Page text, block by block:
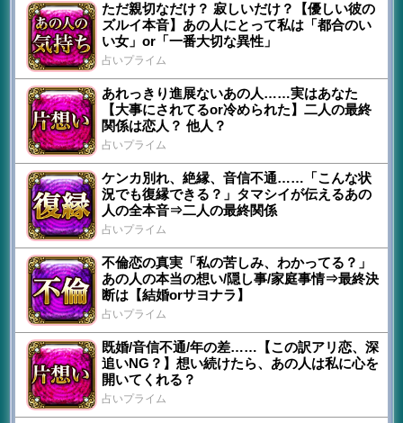
ただ親切なだけ？ 寂しいだけ？【優しい彼の
ズルイ本音】あの人にとって私は「都合のい
い女」or「一番大切な異性」
占いプライム
あれっきり進展ないあの人……実はあなた
【大事にされてるor冷められた】二人の最終
関係は恋人？ 他人？
占いプライム
ケンカ別れ、絶縁、音信不通……「こんな状
況でも復縁できる？」タマシイが伝えるあの
人の全本音⇒二人の最終関係
占いプライム
不倫恋の真実「私の苦しみ、わかってる？」
あの人の本当の想い/隠し事/家庭事情⇒最終決
断は【結婚orサヨナラ】
占いプライム
既婚/音信不通/年の差……【この訳アリ恋、深
追いNG？】想い続けたら、あの人は私に心を
開いてくれる？
占いプライム